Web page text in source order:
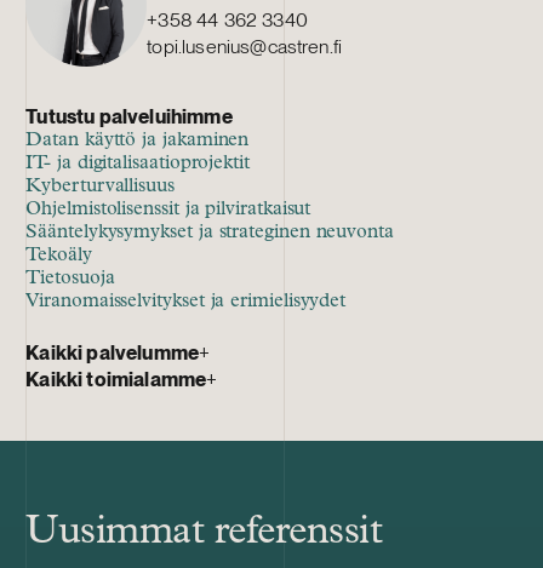
Kaikki palvelumme+
Kaikki toimialamme+
+358 44 362 3340
topi.lusenius@castren.fi
Tutustu palveluihimme
Datan käyttö ja jakaminen
IT- ja digitalisaatioprojektit
Kyberturvallisuus
Ohjelmistolisenssit ja pilviratkaisut
Sääntelykysymykset ja strateginen neuvonta
Tekoäly
Tietosuoja
Viranomaisselvitykset ja erimielisyydet
Uusimmat referenssit